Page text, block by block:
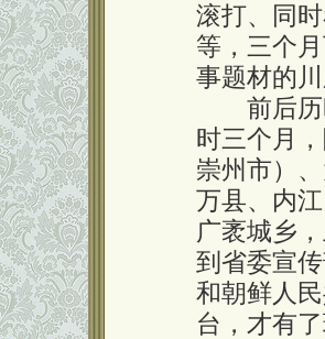
滚打、同
等，三个
事题材的
前后历时
时三个月
崇州市）
万县、内
广袤城乡
到省委宣
和朝鲜人
台，才有